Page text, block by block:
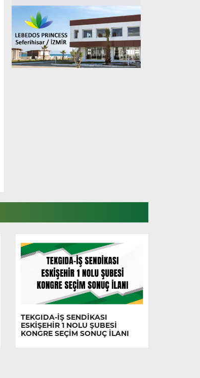
TEKGIDA-İŞ SENDİKASI
ESKİŞEHİR 1 NOLU ŞUBESİ
KONGRE SEÇİM SONUÇ İLANI